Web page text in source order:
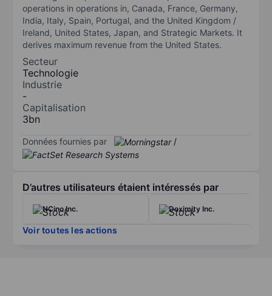
operations in operations in, Canada, France, Germany,
India, Italy, Spain, Portugal, and the United Kingdom /
Ireland, United States, Japan, and Strategic Markets. It
derives maximum revenue from the United States.
Secteur
Technologie
Industrie
-
Capitalisation
3bn
Données fournies par /
D’autres utilisateurs étaient intéressés par
NCino Inc. Doximity Inc.
Voir toutes les actions